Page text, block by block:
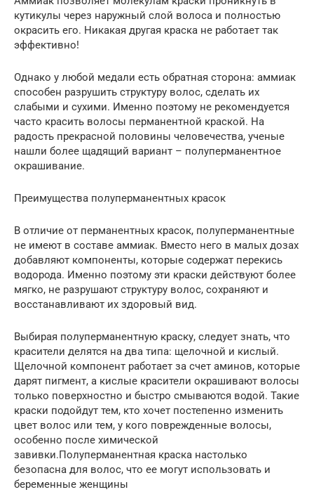
кутикулы через наружный слой волоса и полностью
окрасить его. Никакая другая краска не работает так
эффективно!
Однако у любой медали есть обратная сторона: аммиак
способен разрушить структуру волос, сделать их
слабыми и сухими. Именно поэтому не рекомендуется
часто красить волосы перманентной краской. На
радость прекрасной половины человечества, ученые
нашли более щадящий вариант – полуперманентное
окрашивание.
Преимущества полуперманентных красок
В отличие от перманентных красок, полуперманентные
не имеют в составе аммиак. Вместо него в малых дозах
добавляют компоненты, которые содержат перекись
водорода. Именно поэтому эти краски действуют более
мягко, не разрушают структуру волос, сохраняют и
восстанавливают их здоровый вид.
Выбирая полуперманентную краску, следует знать, что
красители делятся на два типа: щелочной и кислый.
Щелочной компонент работает за счет аминов, которые
дарят пигмент, а кислые красители окрашивают волосы
только поверхностно и быстро смываются водой. Такие
краски подойдут тем, кто хочет постепенно изменить
цвет волос или тем, у кого поврежденные волосы,
особенно после химической
завивки.Полуперманентная краска настолько
безопасна для волос, что ее могут использовать и
беременные женщины